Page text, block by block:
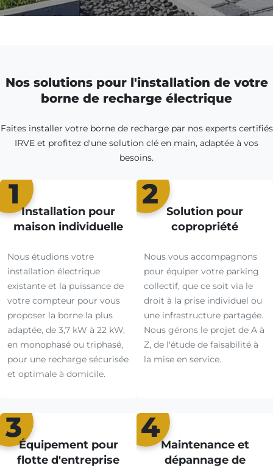
Nos solutions pour l'installation de votre
borne de recharge électrique
Faites installer votre borne de recharge par nos experts certifiés
IRVE et profitez d'une solution clé en main, adaptée à vos
besoins.
1
Installation pour
maison individuelle
Nous étudions votre
installation électrique
existante et la puissance de
votre compteur pour vous
proposer la borne la plus
adaptée, de 3,7 kW à 22 kW,
en monophasé ou triphasé,
pour une recharge sécurisée
et optimale à domicile.
2
Solution pour
copropriété
Nous vous accompagnons
pour équiper votre parking
collectif, que ce soit via le
droit à la prise individuel ou
une infrastructure partagée.
Nous gérons le projet de A à
Z, de l'étude de faisabilité à
la mise en service.
3
Équipement pour
flotte d'entreprise
4
Maintenance et
dépannage de